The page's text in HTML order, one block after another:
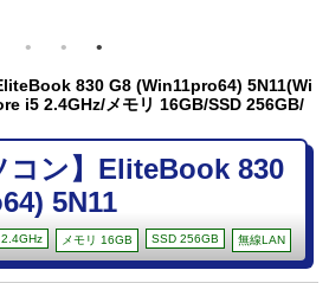
830 G8 (Win11pro64) 5N11(Wi
i5 2.4GHz/メモリ 16GB/SSD 256GB/
コン】EliteBook 830
5N11
メモリ 16GB SSD 256GB 無線LAN